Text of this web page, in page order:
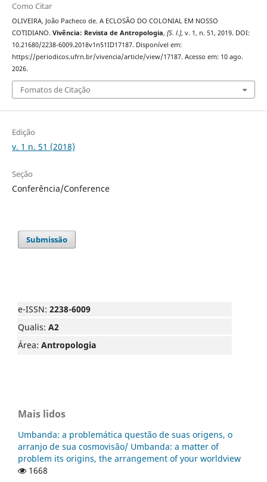
Como Citar
OLIVEIRA, João Pacheco de. A ECLOSÃO DO COLONIAL EM NOSSO
COTIDIANO. Vivência: Revista de Antropologia, [S. l.], v. 1, n. 51, 2019. DOI:
10.21680/2238-6009.2018v1n51ID17187. Disponível em:
https://periodicos.ufrn.br/vivencia/article/view/17187. Acesso em: 10 ago.
2026.
Fomatos de Citação
Edição
v. 1 n. 51 (2018)
Seção
Conferência/Conference
Submissão
e-ISSN: 2238-6009
Qualis: A2
Área: Antropologia
Mais lidos
Umbanda: a problemática questão de suas origens, o
arranjo de sua cosmovisão/ Umbanda: a matter of
problem its origins, the arrangement of your worldview
1668